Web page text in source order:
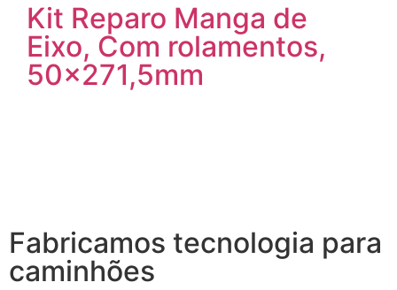
Kit Reparo Manga de
Eixo, Com rolamentos,
50×271,5mm
Fabricamos tecnologia para
caminhões